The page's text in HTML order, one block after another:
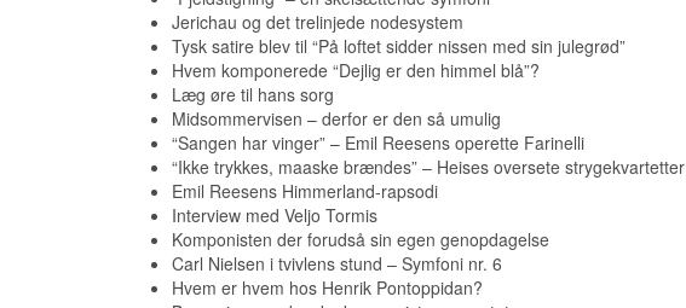
Jerichau og det trelinjede nodesystem
Tysk satire blev til “På loftet sidder nissen med sin julegrød”
Hvem komponerede “Dejlig er den himmel blå”?
Læg øre til hans sorg
Midsommervisen – derfor er den så umulig
“Sangen har vinger” – Emil Reesens operette Farinelli
“Ikke trykkes, maaske brændes” – Heises oversete strygekvartetter
Emil Reesens Himmerland-rapsodi
Interview med Veljo Tormis
Komponisten der forudså sin egen genopdagelse
Carl Nielsen i tvivlens stund – Symfoni nr. 6
Hvem er hvem hos Henrik Pontoppidan?